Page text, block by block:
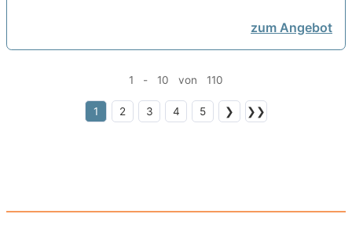
zum Angebot
1 - 10 von 110
1 2 3 4 5 ❯ ❯❯